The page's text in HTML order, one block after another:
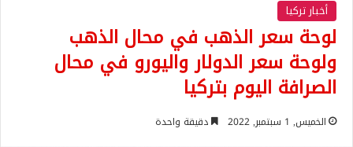
أخبار تركيا
لوحة سعر الذهب في محال الذهب
ولوحة سعر الدولار واليورو في محال
الصرافة اليوم بتركيا
الخميس, 1 سبتمبر, 2022 دقيقة واحدة